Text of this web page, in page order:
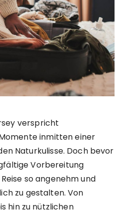
verspricht
inmitten einer
Naturkulisse. Doch bevor
Vorbereitung
so angenehm und
zu gestalten. Von
hin zu nützlichen